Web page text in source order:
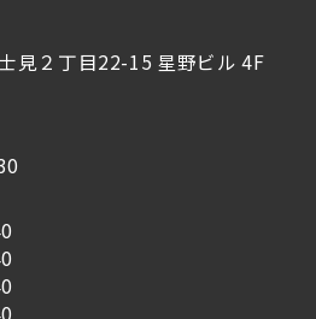
見２丁目22-15 星野ビル 4F